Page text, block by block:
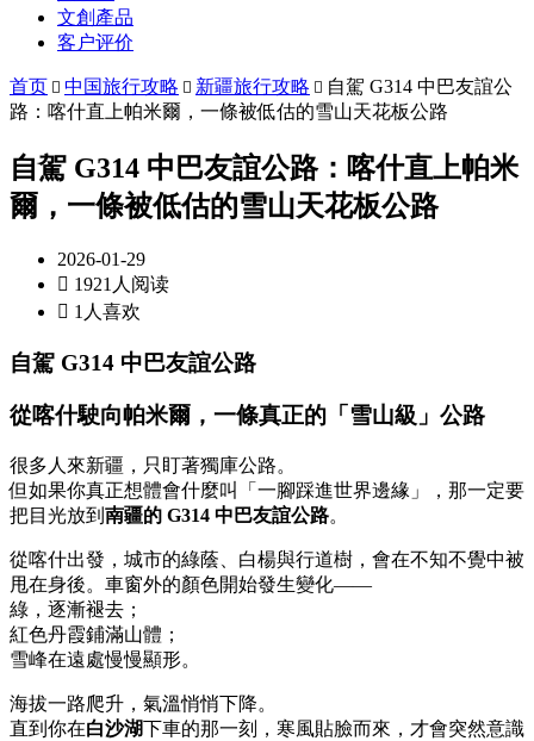
文創產品
客户评价
首页  中国旅行攻略  新疆旅行攻略  自駕 G314 中巴友誼公
路：喀什直上帕米爾，一條被低估的雪山天花板公路
自駕 G314 中巴友誼公路：喀什直上帕米
爾，一條被低估的雪山天花板公路
2026-01-29
 1921人阅读
 1人喜欢
自駕 G314 中巴友誼公路
從喀什駛向帕米爾，一條真正的「雪山級」公路
很多人來新疆，只盯著獨庫公路。
但如果你真正想體會什麼叫「一腳踩進世界邊緣」，那一定要
把目光放到 南疆的 G314 中巴友誼公路。
從喀什出發，城市的綠蔭、白楊與行道樹，會在不知不覺中被
甩在身後。車窗外的顏色開始發生變化——
綠，逐漸褪去；
紅色丹霞鋪滿山體；
雪峰在遠處慢慢顯形。
海拔一路爬升，氣溫悄悄下降。
直到你在白沙湖下車的那一刻，寒風貼臉而來，才會突然意識